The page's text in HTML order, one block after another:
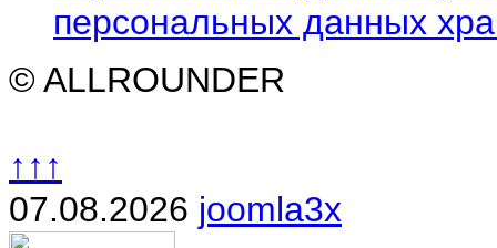
персональных данных
© ALLROUNDER
↑↑↑
07.08.2026 joomla3x